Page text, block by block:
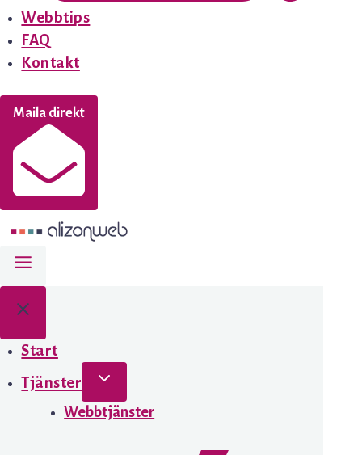
Webbtips
FAQ
Kontakt
Maila direkt
Start
Tjänster
Webbtjänster